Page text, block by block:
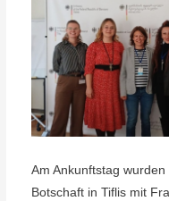
Am Ankunftstag
Botschaft in Tiflis mit